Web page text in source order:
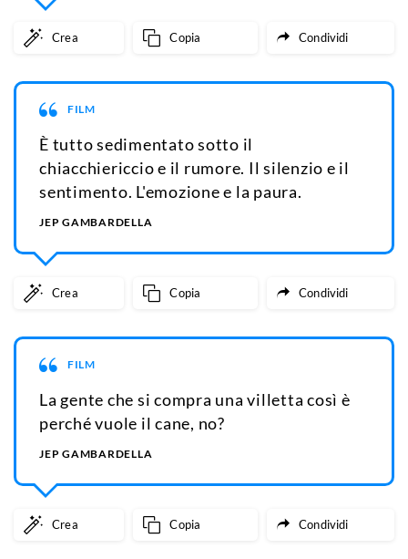
Crea Copia Condividi
FILM
È tutto sedimentato sotto il
chiacchiericcio e il rumore. Il silenzio e il
sentimento. L'emozione e la paura.
JEP GAMBARDELLA
Crea Copia Condividi
FILM
La gente che si compra una villetta così è
perché vuole il cane, no?
JEP GAMBARDELLA
Crea Copia Condividi